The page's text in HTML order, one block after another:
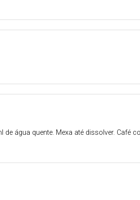
água quente. Mexa até dissolver. Café